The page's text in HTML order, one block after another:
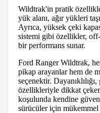
Wildtrak'in pratik
yük alanı, ağır yükleri
Ayrıca, yüksek çeki
sistemi gibi özellikler,
bir performans sunar.
Ford Ranger Wildtrak,
pikap arayanlar hem de
seçenektir.
özellikleriyle dikkat
koşulunda kendine
sürücüler için mükemmel